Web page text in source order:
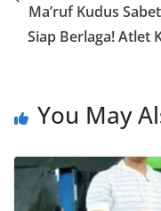
Ma’ruf Kudus
Siap Berlaga! Atlet
You May